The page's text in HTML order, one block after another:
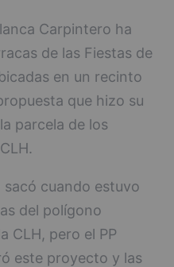
Carpintero ha
de las Fiestas de
en un recinto
que hizo su
parcela de los
sacó cuando estuvo
del polígono
CLH, pero el PP
este proyecto y las